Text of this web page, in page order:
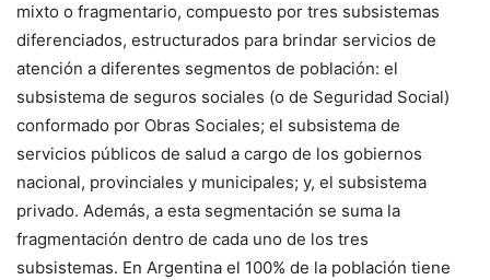
mixto o fragmentario, compuesto por tres subsistemas
diferenciados, estructurados para brindar servicios de
atención a diferentes segmentos de población: el
subsistema de seguros sociales (o de Seguridad Social)
conformado por Obras Sociales; el subsistema de
servicios públicos de salud a cargo de los gobiernos
nacional, provinciales y municipales; y, el subsistema
privado. Además, a esta segmentación se suma la
fragmentación dentro de cada uno de los tres
subsistemas. En Argentina el 100% de la población tiene